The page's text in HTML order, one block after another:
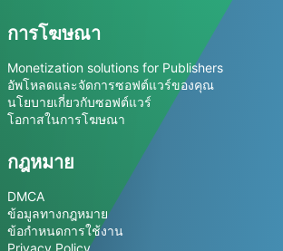
การโฆษณา
Monetization solutions for Publishers
อัพโหลดและจัดการซอฟต์แวร์ของคุณ
นโยบายเกี่ยวกับซอฟต์แวร์
โอกาสในการโฆษณา
กฎหมาย
DMCA
ข้อมูลทางกฎหมาย
ข้อกำหนดการใช้งาน